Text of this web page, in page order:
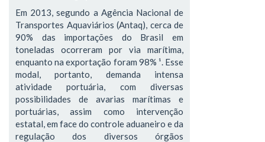
Em 2013, segundo a Agência Nacional de
Transportes Aquaviários (Antaq), cerca de
90% das importações do Brasil em
toneladas ocorreram por via marítima,
enquanto na exportação foram 98% ¹. Esse
modal, portanto, demanda intensa
atividade portuária, com diversas
possibilidades de avarias marítimas e
portuárias, assim como intervenção
estatal, em face do controle aduaneiro e da
regulação dos diversos órgãos